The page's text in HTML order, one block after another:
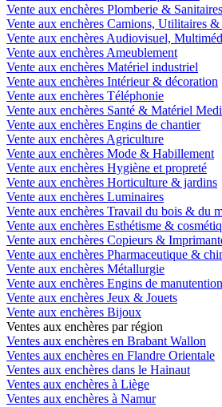
Vente aux enchères Plomberie & Sanitaires
Vente aux enchères Camions, Utilitaires
Vente aux enchères Audiovisuel,
Vente aux enchères Ameublement
Vente aux enchères Matériel industriel
Vente aux enchères Intérieur & décoration
Vente aux enchères Téléphonie
Vente aux enchères Santé & Matériel
Vente aux enchères Engins de chantier
Vente aux enchères Agriculture
Vente aux enchères Mode & Habillement
Vente aux enchères Hygiène et propreté
Vente aux enchères Horticulture & jardins
Vente aux enchères Luminaires
Vente aux enchères Travail du bois & du
Vente aux enchères Esthétisme &
Vente aux enchères Copieurs &
Vente aux enchères Pharmaceutique &
Vente aux enchères Métallurgie
Vente aux enchères Engins de manutention
Vente aux enchères Jeux & Jouets
Vente aux enchères Bijoux
Ventes aux enchères par région
Ventes aux enchères en Brabant Wallon
Ventes aux enchères en Flandre Orientale
Ventes aux enchères dans le Hainaut
Ventes aux enchères à Liège
Ventes aux enchères à Namur